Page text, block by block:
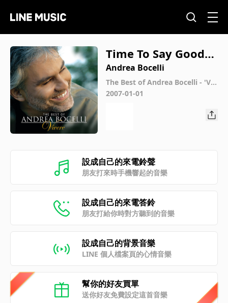
Time To Say Goodb
ye
Andrea Bocelli
The Best of Andrea Bocelli - 'Viv
ere' (Digital Exclusive)
2007-01-01
設成自己的來電鈴聲
朋友打來時手機響起的音樂
設成自己的來電答鈴
朋友打給你時對方聽到的音樂
設成自己的背景音樂
LINE 個人檔案頁的心情音樂
幫你的好友買單
送你好友免費設定這首音樂